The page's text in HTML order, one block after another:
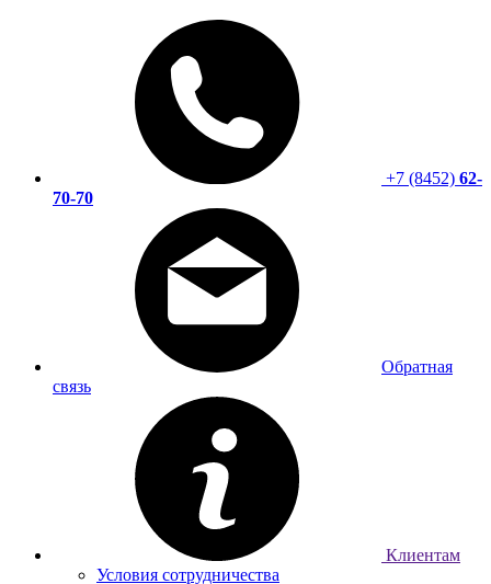
+7 (8452) 62-
70-70
Обратная
связь
Клиентам
Условия сотрудничества